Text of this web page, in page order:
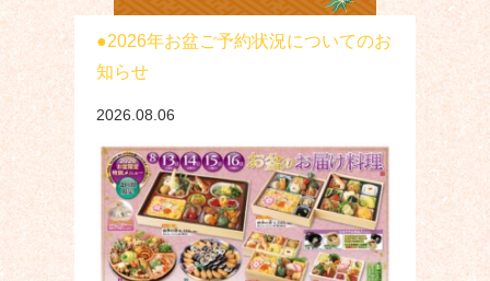
2026年お盆ご予約状況についてのお
知らせ
2026.08.06